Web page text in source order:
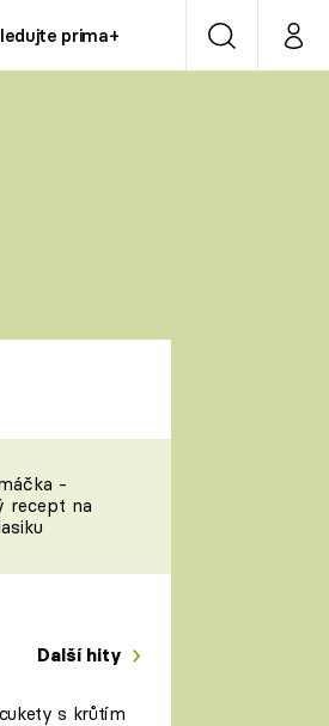
prima+ VyhledáváníMůj
LAJK
nás
-
recept na
Další hity
s krůtím